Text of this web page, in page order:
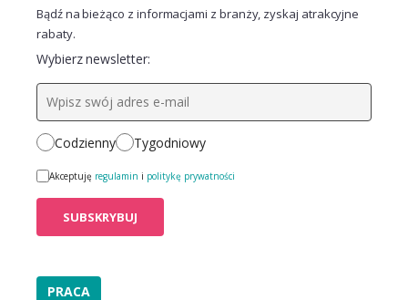
Bądź na bieżąco z informacjami z branży, zyskaj atrakcyjne
rabaty.
Wybierz newsletter:
Codzienny Tygodniowy
Akceptuję regulamin i politykę prywatności
PRACA